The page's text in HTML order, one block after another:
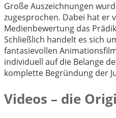
Große Auszeichnungen
zugesprochen. Dabei hat er
Medienbewertung das
Schließlich handelt es sich
fantasievollen
individuell auf die Belange
komplette Begründung der
Videos – die